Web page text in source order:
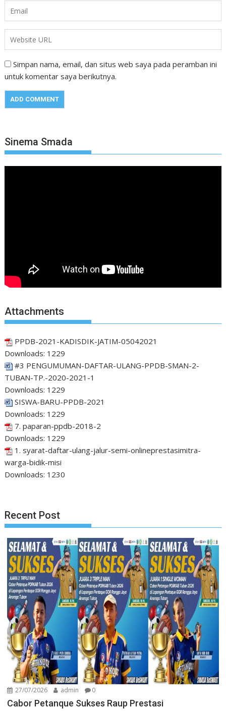
Simpan nama, email, dan situs web saya pada peramban ini
untuk komentar saya berikutnya.
Sinema Smada
Attachments
PPDB-2021-KADISDIK-JATIM-05042021
Downloads: 1229
#3 PENGUMUMAN-DAFTAR-ULANG-PPDB-SMAN-2-
TUBAN-TP.-2020-2021-1
Downloads: 1229
SISWA-BARU-PPDB-2021
Downloads: 1229
7. paparan-ppdb-2018-2
Downloads: 1229
1. syarat-daftar-ulang-jalur-semi-onlineprestasimitra-
warga-bidik-misi
Downloads: 1230
Recent Post
27/07/2026 admin 0
Cabor Petanque Sukses Raup Prestasi